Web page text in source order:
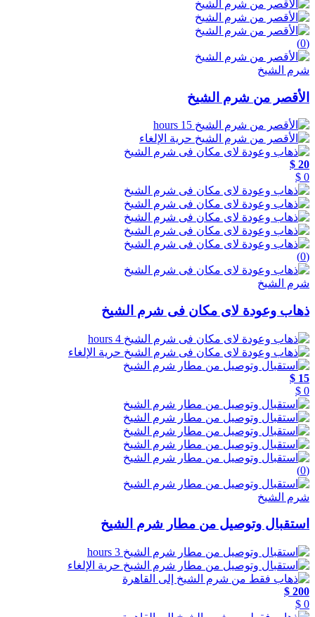
(0)
شرم الشيخ
الأقصر من شرم الشيخ
15 hours
حرية الإلغاء
20 $
0 $
(0)
شرم الشيخ
ذهاب وعودة لاى مكان فى شرم الشيخ
4 hours
حرية الإلغاء
15 $
0 $
(0)
شرم الشيخ
استقبال وتوصيل من مطار شرم الشيخ
3 hours
حرية الإلغاء
200 $
0 $